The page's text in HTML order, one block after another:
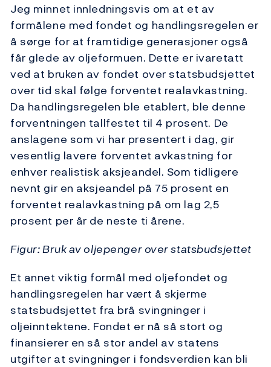
Jeg minnet innledningsvis om at et av
formålene med fondet og handlingsregelen er
å sørge for at framtidige generasjoner også
får glede av oljeformuen. Dette er ivaretatt
ved at bruken av fondet over statsbudsjettet
over tid skal følge forventet realavkastning.
Da handlingsregelen ble etablert, ble denne
forventningen tallfestet til 4 prosent. De
anslagene som vi har presentert i dag, gir
vesentlig lavere forventet avkastning for
enhver realistisk aksjeandel. Som tidligere
nevnt gir en aksjeandel på 75 prosent en
forventet realavkastning på om lag 2,5
prosent per år de neste ti årene.
Figur: Bruk av oljepenger over statsbudsjettet
Et annet viktig formål med oljefondet og
handlingsregelen har vært å skjerme
statsbudsjettet fra brå svingninger i
oljeinntektene. Fondet er nå så stort og
finansierer en så stor andel av statens
utgifter at svingninger i fondsverdien kan bli